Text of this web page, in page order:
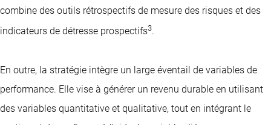
combine des outils rétrospectifs de mesure des risques et des
indicateurs de détresse prospectifs3.
En outre, la stratégie intègre un large éventail de variables de
performance. Elle vise à générer un revenu durable en utilisant
des variables quantitative et qualitative, tout en intégrant le